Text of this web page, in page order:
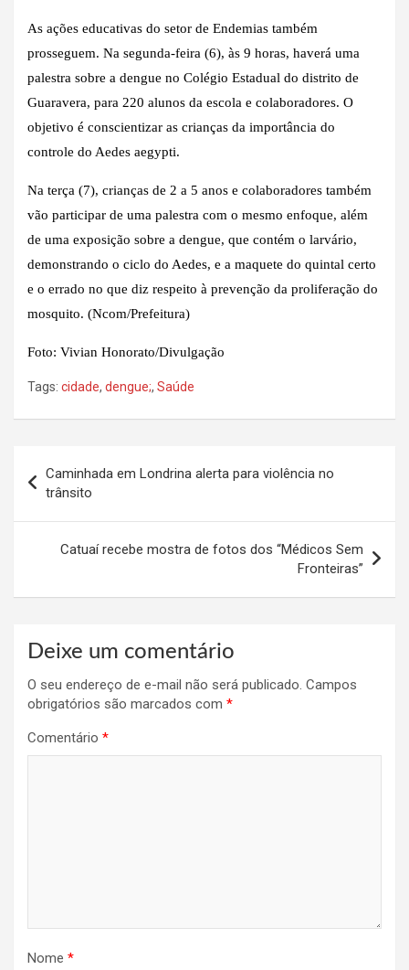
As ações educativas do setor de Endemias também
prosseguem. Na segunda-feira (6), às 9 horas, haverá uma
palestra sobre a dengue no Colégio Estadual do distrito de
Guaravera, para 220 alunos da escola e colaboradores. O
objetivo é conscientizar as crianças da importância do
controle do Aedes aegypti.
Na terça (7), crianças de 2 a 5 anos e colaboradores também
vão participar de uma palestra com o mesmo enfoque, além
de uma exposição sobre a dengue, que contém o larvário,
demonstrando o ciclo do Aedes, e a maquete do quintal certo
e o errado no que diz respeito à prevenção da proliferação do
mosquito. (Ncom/Prefeitura)
Foto: Vivian Honorato/Divulgação
Tags: cidade, dengue;, Saúde
de
Post
Caminhada em Londrina alerta para violência no
trânsito
Catuaí recebe mostra de fotos dos “Médicos Sem
Fronteiras”
Deixe um comentário
O seu endereço de e-mail não será publicado. Campos
obrigatórios são marcados com *
Comentário *
Nome *